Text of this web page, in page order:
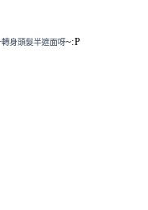
身頭髮半遮面呀~:P